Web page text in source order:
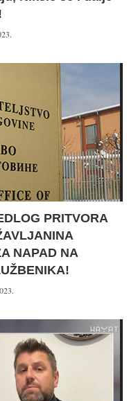
PRITVORA
NAPAD NA